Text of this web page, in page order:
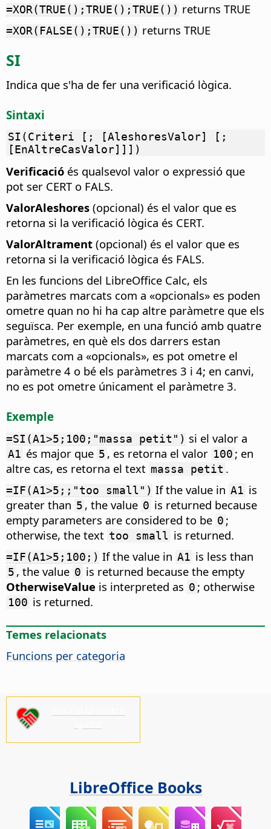
=XOR(TRUE();TRUE();TRUE()) returns TRUE
=XOR(FALSE();TRUE()) returns TRUE
SI
Indica que s'ha de fer una verificació lògica.
Sintaxi
SI(Criteri [; [AleshoresValor] [;
[EnAltreCasValor]]])
Verificació és qualsevol valor o expressió que
pot ser CERT o FALS.
ValorAleshores (opcional) és el valor que es
retorna si la verificació lògica és CERT.
ValorAltrament (opcional) és el valor que es
retorna si la verificació lògica és FALS.
En les funcions del LibreOffice Calc, els
paràmetres marcats com a «opcionals» es poden
ometre quan no hi ha cap altre paràmetre que els
seguïsca. Per exemple, en una funció amb quatre
paràmetres, en què els dos darrers estan
marcats com a «opcionals», es pot ometre el
paràmetre 4 o bé els paràmetres 3 i 4; en canvi,
no es pot ometre únicament el paràmetre 3.
Exemple
=SI(A1>5;100;"massa petit") si el valor a
A1 és major que 5 , es retorna el valor 100 ; en
altre cas, es retorna el text massa petit .
=IF(A1>5;;"too small") If the value in A1 is
greater than 5 , the value 0 is returned because
empty parameters are considered to be 0 ;
otherwise, the text too small is returned.
=IF(A1>5;100;) If the value in A1 is less than
5 , the value 0 is returned because the empty
OtherwiseValue is interpreted as 0 ; otherwise
100 is returned.
Temes relacionats
Funcions per categoria
LibreOffice Books